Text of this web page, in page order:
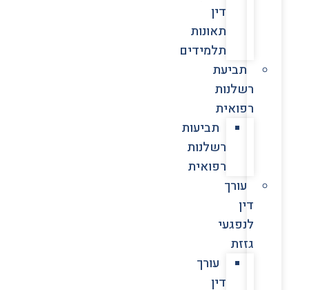
דין
תאונות
תלמידים
תביעת
רשלנות
רפואית
תביעות
רשלנות
רפואית
עורך
דין
לנפגעי
גזזת
עורך
דין